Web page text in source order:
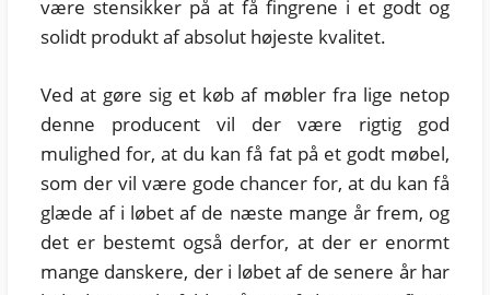
være stensikker på at få fingrene i et godt og
solidt produkt af absolut højeste kvalitet.
Ved at gøre sig et køb af møbler fra lige netop
denne producent vil der være rigtig god
mulighed for, at du kan få fat på et godt møbel,
som der vil være gode chancer for, at du kan få
glæde af i løbet af de næste mange år frem, og
det er bestemt også derfor, at der er enormt
mange danskere, der i løbet af de senere år har